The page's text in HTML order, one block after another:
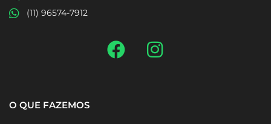
(11) 96574-7912
O QUE FAZEMOS